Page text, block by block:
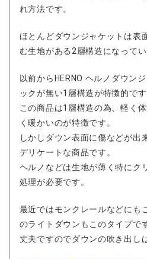
れ方法です。
ほとんどダウンジャケットは表
む生地がある2層構造になってい
以前からHERNO ヘルノダウン
ックが無い1層構造が特徴的です
この商品は1層構造の為、軽く
く暖かいのが特徴です。
しかしダウン表面に傷などが出
デリケートな商品です。
ヘルノなどは生地が薄く特にク
処理が必要です。
最近ではモンクレールなどにも
のライトダウンもこのタイプで
丈夫ですのでダウンの吹き出し